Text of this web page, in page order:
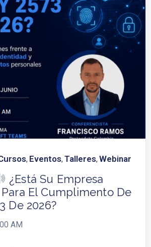
, Eventos, Talleres, Webinar
¿Está Su Empresa
El Cumplimento De
De 2026?
AM